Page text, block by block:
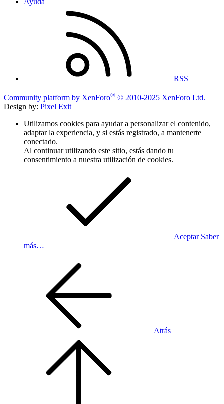
RSS
Community platform by XenForo® © 2010-2025 XenForo Ltd.
Design by: Pixel Exit
Utilizamos cookies para ayudar a personalizar el contenido,
adaptar la experiencia, y si estás registrado, a mantenerte
conectado.
Al continuar utilizando este sitio, estás dando tu
consentimiento a nuestra utilización de cookies.
Aceptar Saber
más…
Atrás